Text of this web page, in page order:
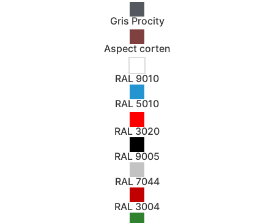
Gris Procity
Aspect corten
RAL 9010
RAL 5010
RAL 3020
RAL 9005
RAL 7044
RAL 3004